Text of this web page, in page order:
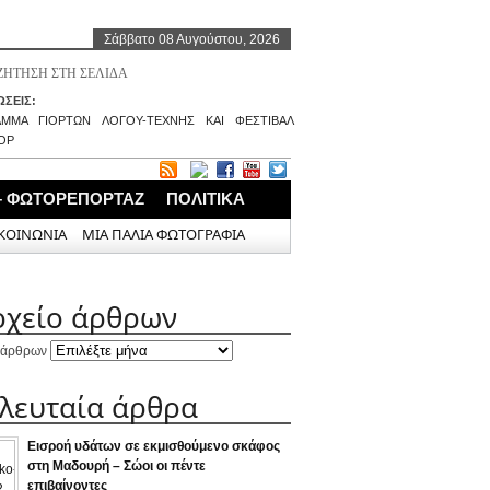
Σάββατο 08 Αυγούστου, 2026
ΓΙΟΡΤΩΝ ΛΟΓΟΥ-ΤΕΧΝΗΣ ΚΑΙ ΦΕΣΤΙΒΑΛ
ΦΩΤΟΡΕΠΟΡΤΑΖ ΠΟΛΙΤΙΚΑ
ΜΙΑ ΠΑΛΙΑ ΦΩΤΟΓΡΑΦΙΑ
άρθρων
άρθρων
άρθρα
Εισροή υδάτων σε εκμισθούμενο σκάφος
στη Μαδουρή – Σώοι οι πέντε
επιβαίνοντες